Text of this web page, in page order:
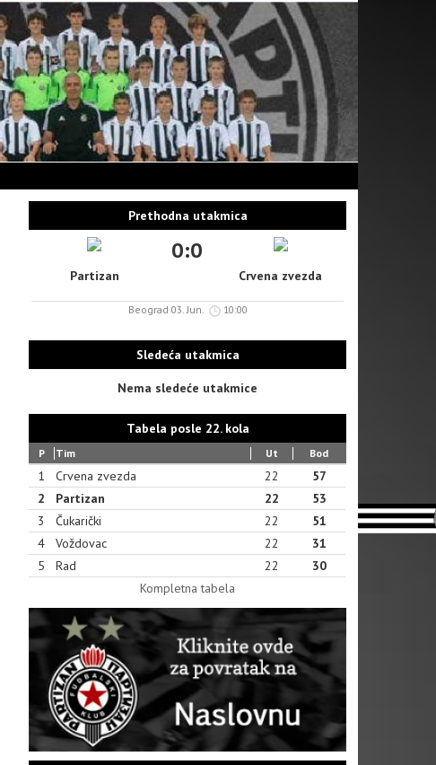
Prethodna utakmica
0:0
Partizan Crvena zvezda
Beograd 03. Jun. 10:00
Sledeća utakmica
Nema sledeće utakmice
Tabela posle 22. kola
P Tim Ut Bod
1 Crvena zvezda 22
57
2
Partizan 22
53
3
Čukarički 22
51
4
Voždovac 22
31
5
Rad 22
30
Kompletna tabela